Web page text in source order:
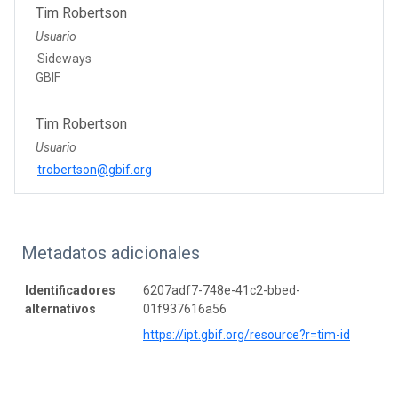
Tim Robertson
Usuario
Sideways
GBIF
Tim Robertson
Usuario
trobertson@gbif.org
Metadatos adicionales
Identificadores
alternativos
6207adf7-748e-41c2-bbed-
01f937616a56
https://ipt.gbif.org/resource?r=tim-id